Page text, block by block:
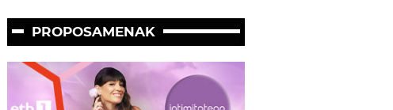
PROPOSAMENAK